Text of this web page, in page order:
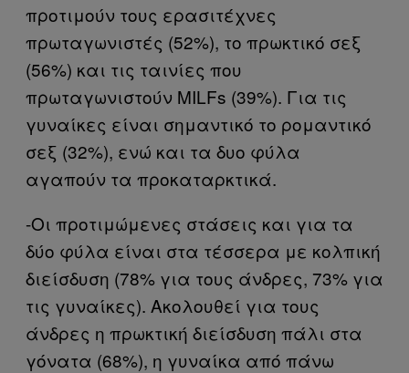
προτιμούν τους ερασιτέχνες
πρωταγωνιστές (52%), το πρωκτικό σεξ
(56%) και τις ταινίες που
πρωταγωνιστούν MILFs (39%). Για τις
γυναίκες είναι σημαντικό το ρομαντικό
σεξ (32%), ενώ και τα δυο φύλα
αγαπούν τα προκαταρκτικά.
-Οι προτιμώμενες στάσεις και για τα
δύο φύλα είναι στα τέσσερα με κολπική
διείσδυση (78% για τους άνδρες, 73% για
τις γυναίκες). Ακολουθεί για τους
άνδρες η πρωκτική διείσδυση πάλι στα
γόνατα (68%), η γυναίκα από πάνω